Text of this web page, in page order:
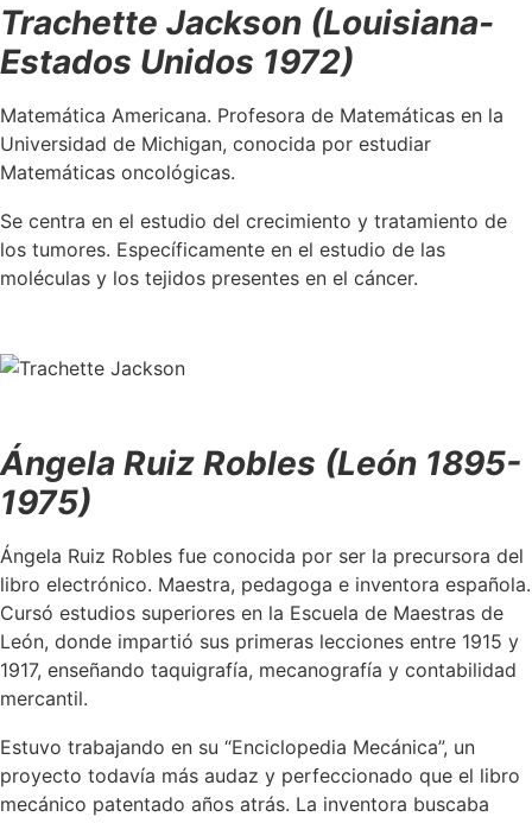
Trachette Jackson (Louisiana-
Estados Unidos 1972)
Matemática Americana. Profesora de Matemáticas en la
Universidad de Michigan, conocida por estudiar
Matemáticas oncológicas.
Se centra en el estudio del crecimiento y tratamiento de
los tumores. Específicamente en el estudio de las
moléculas y los tejidos presentes en el cáncer.
Ángela Ruiz Robles (León 1895-
1975)
Ángela Ruiz Robles fue conocida por ser la precursora del
libro electrónico. Maestra, pedagoga e inventora española.
Cursó estudios superiores en la Escuela de Maestras de
León, donde impartió sus primeras lecciones entre 1915 y
1917, enseñando taquigrafía, mecanografía y contabilidad
mercantil.
Estuvo trabajando en su “Enciclopedia Mecánica”, un
proyecto todavía más audaz y perfeccionado que el libro
mecánico patentado años atrás. La inventora buscaba